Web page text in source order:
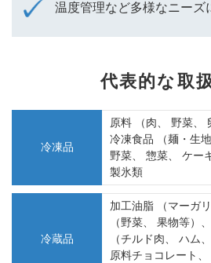
温度管理など多様なニーズ
代表的な取
冷凍品
原料 （肉、 野菜、
冷凍食品
（麺・生地
野菜、
惣菜、 ケー
製氷類
冷蔵品
加工油脂 （マーガ
（野菜、
果物等）、
（チルド肉、
ハム、
原料チョコレート、